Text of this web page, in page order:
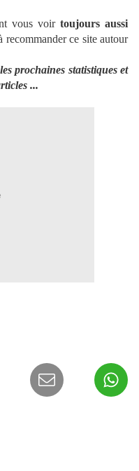
vous voir toujours aussi
recommander ce site autour
prochaines statistiques et
...